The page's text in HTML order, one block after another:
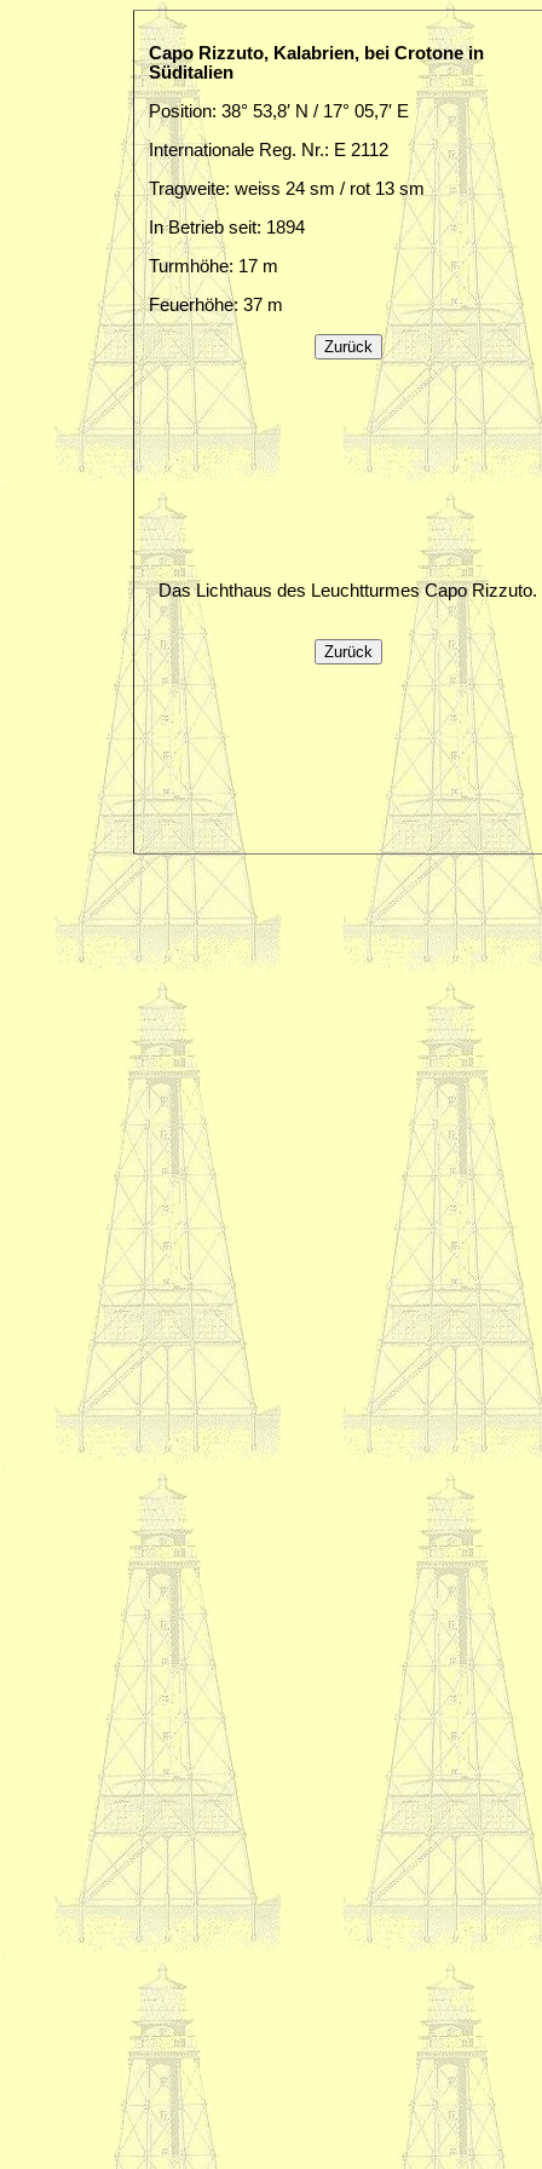
Capo Rizzuto, Kalabrien, bei Crotone in
Süditalien
Position: 38° 53,8′ N / 17° 05,7′ E
Internationale Reg. Nr.: E 2112
Tragweite: weiss 24 sm / rot 13 sm
In Betrieb seit: 1894
Turmhöhe: 17 m
Feuerhöhe: 37 m
Das Lichthaus des Leuchtturmes Capo Rizzuto.